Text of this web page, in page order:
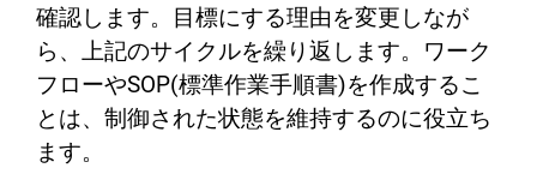
確認します。目標にする理由を変更しなが
ら、上記のサイクルを繰り返します。ワーク
フローやSOP(標準作業手順書)を作成するこ
とは、制御された状態を維持するのに役立ち
ます。